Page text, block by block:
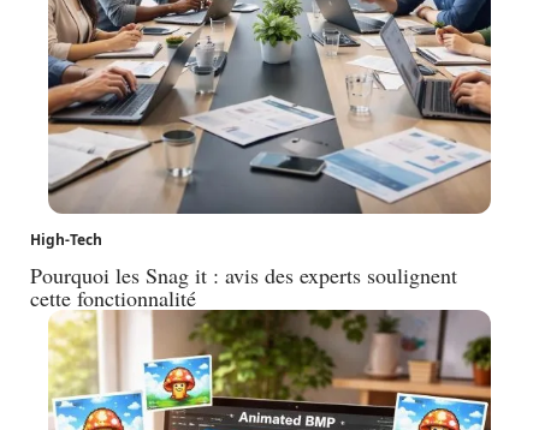
High-Tech
Pourquoi les Snag it : avis des experts soulignent
cette fonctionnalité